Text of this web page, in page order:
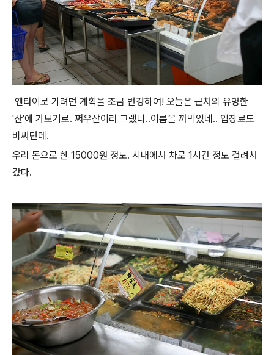
옌타이로 가려던 계획을 조금 변경하여! 오늘은 근처의 유명한
'산'에 가보기로. 쩌우샨이라 그랬나..이름을 까먹었네.. 입장료도
비싸던데.
우리 돈으로 한 15000원 정도. 시내에서 차로 1시간 정도 걸려서
갔다.